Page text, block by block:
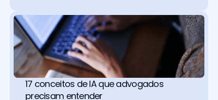
17 conceitos de IA que advogados
precisam entender